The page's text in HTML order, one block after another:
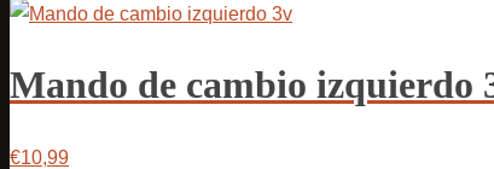
Mando de cambio izquierdo
€10,99